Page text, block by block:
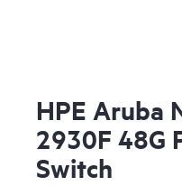
HPE Aruba
2930F 48G
Switch